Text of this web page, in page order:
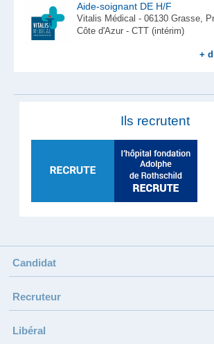
Aide-soignant DE H/F
Vitalis Médical - 06130 Grasse,
Côte d'Azur - CTT (intérim)
+
Ils recrutent
Candidat
Recruteur
Libéral